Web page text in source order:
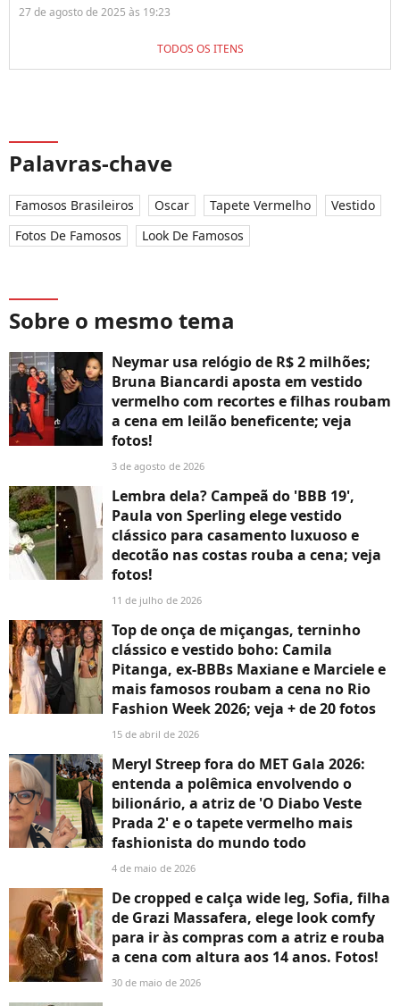
27 de agosto de 2025 às 19:23
TODOS OS ITENS
Palavras-chave
Famosos Brasileiros Oscar Tapete Vermelho
Vestido
Fotos De Famosos
Look De Famosos
Sobre o mesmo tema
Neymar usa relógio de R$ 2 milhões;
Bruna Biancardi aposta em vestido
vermelho com recortes e filhas roubam
a cena em leilão beneficente; veja
fotos!
3 de agosto de 2026
Lembra dela? Campeã do 'BBB 19',
Paula von Sperling elege vestido
clássico para casamento luxuoso e
decotão nas costas rouba a cena; veja
fotos!
11 de julho de 2026
Top de onça de miçangas, terninho
clássico e vestido boho: Camila
Pitanga, ex-BBBs Maxiane e Marciele e
mais famosos roubam a cena no Rio
Fashion Week 2026; veja + de 20 fotos
15 de abril de 2026
Meryl Streep fora do MET Gala 2026:
entenda a polêmica envolvendo o
bilionário, a atriz de 'O Diabo Veste
Prada 2' e o tapete vermelho mais
fashionista do mundo todo
4 de maio de 2026
De cropped e calça wide leg, Sofia, filha
de Grazi Massafera, elege look comfy
para ir às compras com a atriz e rouba
a cena com altura aos 14 anos. Fotos!
30 de maio de 2026